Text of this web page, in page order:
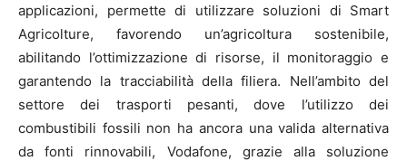
applicazioni, permette di utilizzare soluzioni di Smart
Agricolture, favorendo un’agricoltura sostenibile,
abilitando l’ottimizzazione di risorse, il monitoraggio e
garantendo la tracciabilità della filiera. Nell’ambito del
settore dei trasporti pesanti, dove l’utilizzo dei
combustibili fossili non ha ancora una valida alternativa
da fonti rinnovabili, Vodafone, grazie alla soluzione